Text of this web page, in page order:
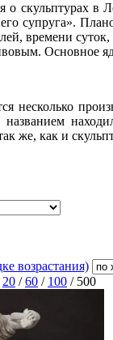
скульптурах в
супруга».
времени
Основное
несколько
названием
же, как и
возрастания)
20 /60 / 100 / 500